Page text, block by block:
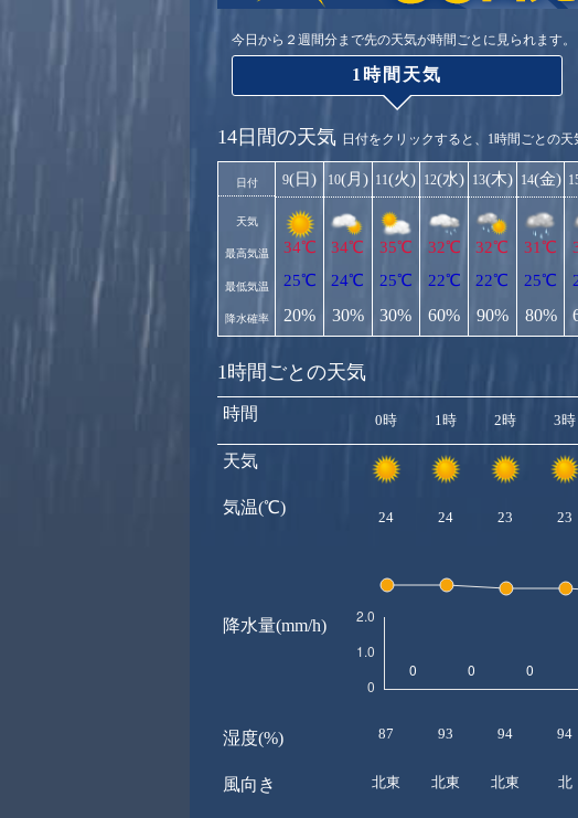
今日から２週間分まで先の天気が時間ごとに見られます。
1時間天気
14日間の天気 日付をクリックすると、1時間ごとの天
日付
天気
最高気温
最低気温
降水確率
9(日)
34℃
25℃
20%
10(月)
34℃
24℃
30%
11(火)
35℃
25℃
30%
12(水)
32℃
22℃
60%
13(木)
32℃
22℃
90%
14(金)
31℃
25℃
80%
1時間ごとの天気
時間
天気
気温(℃)
降水量(mm/h)
湿度(%)
風向き
0時 1時 2時 3時
24 24 23 23
87 93 94 94
北東 北東 北東 北